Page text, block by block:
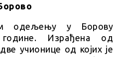
одељењу у Борову
Израђена од
учионице од којих је